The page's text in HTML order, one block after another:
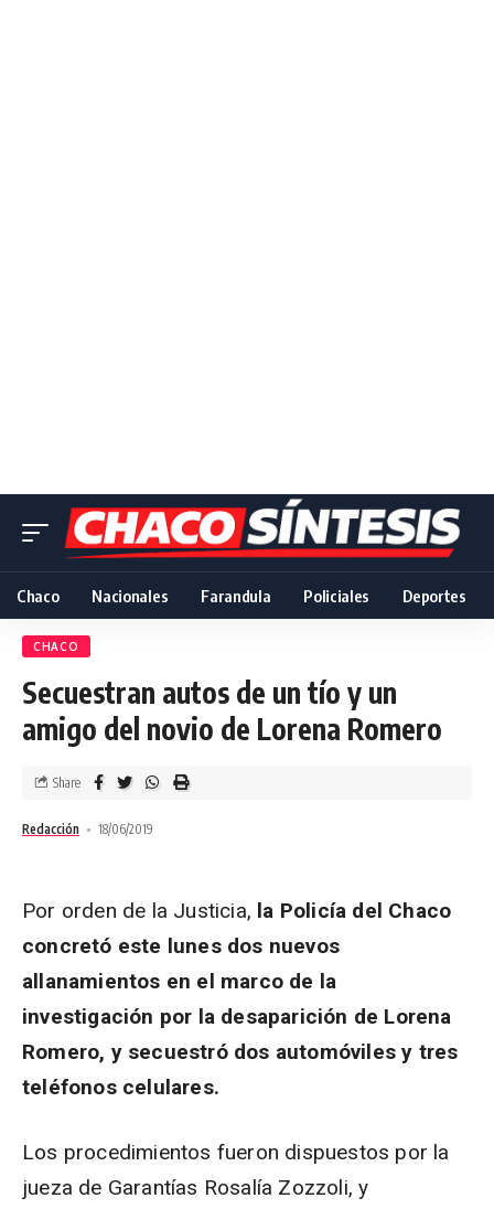
Chaco Nacionales Farandula Policiales Deportes
CHACO
Secuestran autos de un tío y un
amigo del novio de Lorena Romero
Redacción 18/06/2019
Share
Por orden de la Justicia, la Policía del Chaco
concretó este lunes dos nuevos
allanamientos en el marco de la
investigación por la desaparición de Lorena
Romero, y secuestró dos automóviles y tres
teléfonos celulares.
Los procedimientos fueron dispuestos por la
jueza de Garantías Rosalía Zozzoli, y